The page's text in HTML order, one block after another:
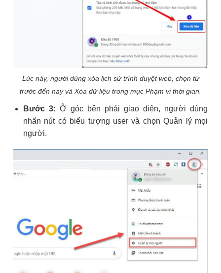
Lúc này, người dùng xóa lịch sử trình duyệt web, chọn từ
trước đến nay và Xóa dữ liệu trong mục Phạm vi thời gian.
Bước 3: Ở góc bên phải giao diện, người dùng
nhấn nút có biểu tượng user và chọn Quản lý mọi
người.